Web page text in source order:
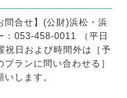
問合せ】(公財)浜松・浜
：053-458-0011 （平日
日および時間外は［予
ランに問い合わせる］
します。